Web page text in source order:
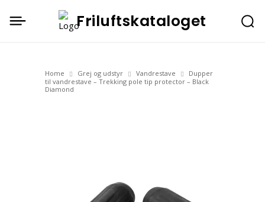
Friluftskataloget
Home Grej og udstyr Vandrestave
Dupper
til vandrestave – Trekking pole tip protector – Black
Diamond